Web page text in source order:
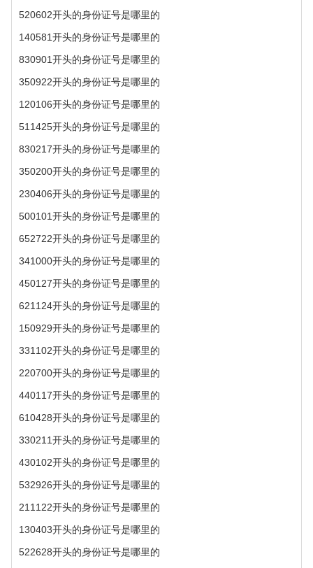
520602开头的身份证号是哪里的
140581开头的身份证号是哪里的
830901开头的身份证号是哪里的
350922开头的身份证号是哪里的
120106开头的身份证号是哪里的
511425开头的身份证号是哪里的
830217开头的身份证号是哪里的
350200开头的身份证号是哪里的
230406开头的身份证号是哪里的
500101开头的身份证号是哪里的
652722开头的身份证号是哪里的
341000开头的身份证号是哪里的
450127开头的身份证号是哪里的
621124开头的身份证号是哪里的
150929开头的身份证号是哪里的
331102开头的身份证号是哪里的
220700开头的身份证号是哪里的
440117开头的身份证号是哪里的
610428开头的身份证号是哪里的
330211开头的身份证号是哪里的
430102开头的身份证号是哪里的
532926开头的身份证号是哪里的
211122开头的身份证号是哪里的
130403开头的身份证号是哪里的
522628开头的身份证号是哪里的